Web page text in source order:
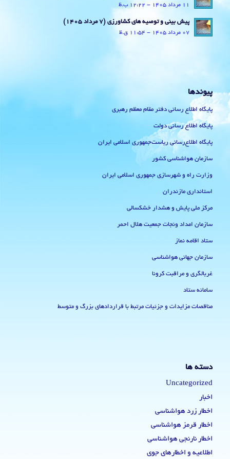
11 مرداد 1405 - 12:22 ب.ظ
پیش بینی و توصیه های کشاورزی (7 مرداد ۱۴۰۵)
07 مرداد 1405 - 11:54 ق.ظ
پیوندها
پایگاه اطلاع رسانی دفتر مقام معظم رهبری
پایگاه اطلاع رسانی دولت
پایگاه اطلاع‌رسانی ریاست‌جمهوری اسلامی ایران
سازمان هواشناسی کشور
وزارت راه و شهرسازی جمهوری اسلامی ایران
استانداری مازندران
مرکز ملی پایش و هشدار خشکسالی
سازمان امداد ونجات جمعیت هلال احمر
ستاد اقامه نماز
سازمان جهانی هواشناسی
غربالگری و مراقبت کرونا
سامانه ستاد
مناقصات مزایدات و جزئیات مرتبط با قراردادهای بزرگ و متوسط
دسته ها
Uncategorized
اخبار
اخطار زرد هواشناسی
اخطار قرمز هواشناسی
اخطار نارنجی هواشناسی
اطلاعیه و اخطارهای جوی